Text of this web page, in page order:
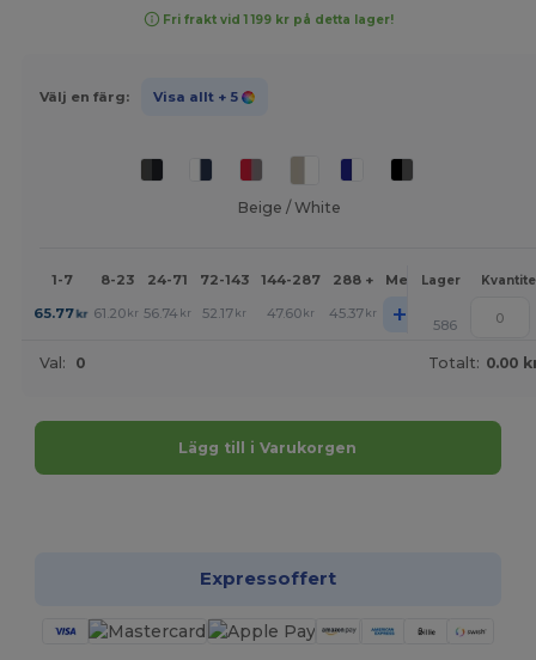
Fri frakt vid 1 199 kr på detta lager!
Välj en färg: Visa allt + 5
Beige / White
1-7 8-23 24-71 72-143 144-287 288 + Mer Lager
65.77kr 61.20 kr 56.74 kr 52.17 kr 47.60 kr 45.37 kr + 586
Val: 0 Totalt: 0.00
Lägg till i Varukorgen
Expressoffert